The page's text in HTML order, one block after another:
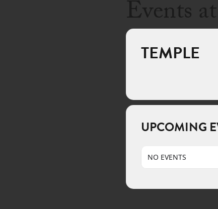
Events
TEMPLE
UPCOMING
NO EVENTS